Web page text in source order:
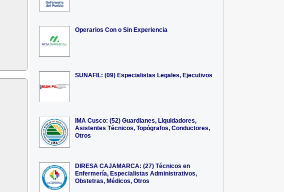
Operarios Con o Sin Experiencia
SUNAFIL: (09) Especialistas Legales, Ejecutivos
IMA Cusco: (52) Guardianes, Liquidadores,
Asistentes Técnicos, Topógrafos, Conductores,
Otros
DIRESA CAJAMARCA: (27) Técnicos en
Enfermería, Especialistas Administrativos,
Obstetras, Médicos, Otros